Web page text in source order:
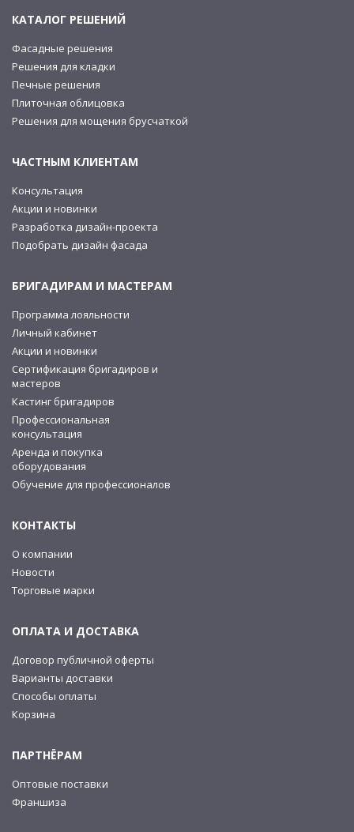
КАТАЛОГ РЕШЕНИЙ
Фасадные решения
Решения для кладки
Печные решения
Плиточная облицовка
Решения для мощения брусчаткой
ЧАСТНЫМ КЛИЕНТАМ
Консультация
Акции и новинки
Разработка дизайн-проекта
Подобрать дизайн фасада
БРИГАДИРАМ И МАСТЕРАМ
Программа лояльности
Личный кабинет
Акции и новинки
Сертификация бригадиров и
мастеров
Кастинг бригадиров
Профессиональная
консультация
Аренда и покупка
оборудования
Обучение для профессионалов
КОНТАКТЫ
О компании
Новости
Торговые марки
ОПЛАТА И ДОСТАВКА
Договор публичной оферты
Варианты доставки
Способы оплаты
Корзина
ПАРТНЁРАМ
Оптовые поставки
Франшиза